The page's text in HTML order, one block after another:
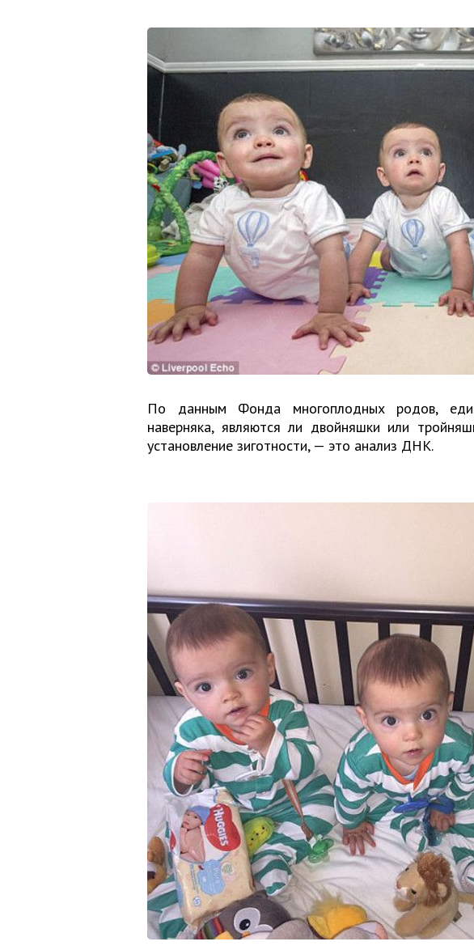
По данным Фонда многоплодных родов,
наверняка, являются ли двойняшки или
установление зиготности, — это анализ ДНК.